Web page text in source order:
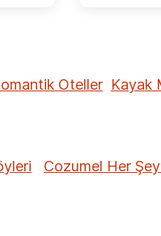
Oteller Kayak
Cozumel Her